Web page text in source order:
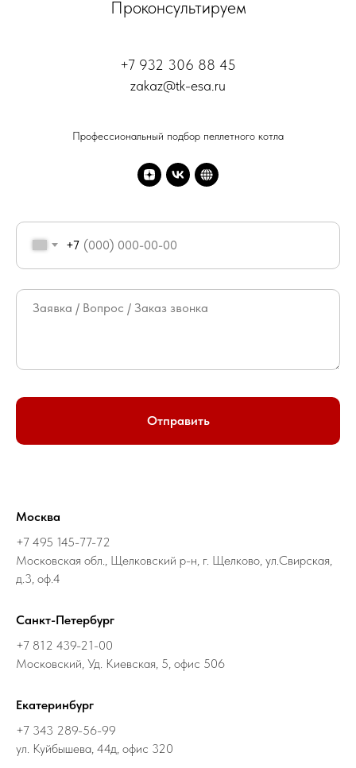
Проконсультируем
+7 932 306 88 45
zakaz@tk-esa.ru
Профессиональный подбор пеллетного котла
+7
Отправить
Москва
+7 495 145-77-72
Московская обл., Щелковский р-н, г. Щелково, ул.Свирская,
д.3, оф.4
Санкт-Петербург
+7 812 439-21-00
Московский, Уд. Киевская, 5, офис 506
Екатеринбург
+7 343 289-56-99
ул. Куйбышева, 44д, офис 320